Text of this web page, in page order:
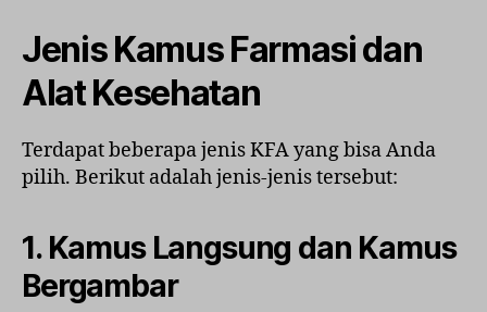
Jenis Kamus Farmasi dan
Alat Kesehatan
Terdapat beberapa jenis KFA yang bisa Anda
pilih. Berikut adalah jenis-jenis tersebut:
1. Kamus Langsung dan Kamus
Bergambar